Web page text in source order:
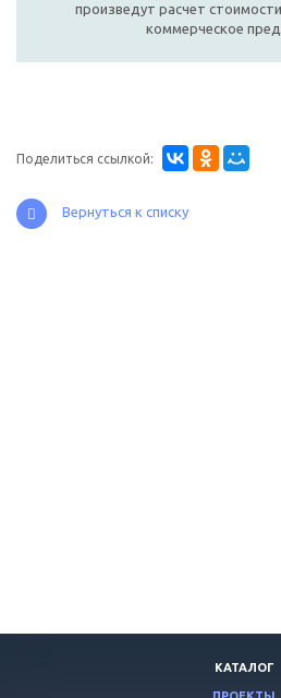
произведут расчет
коммерческое
Поделиться ссылкой:
Вернуться к списку
КАТАЛОГ